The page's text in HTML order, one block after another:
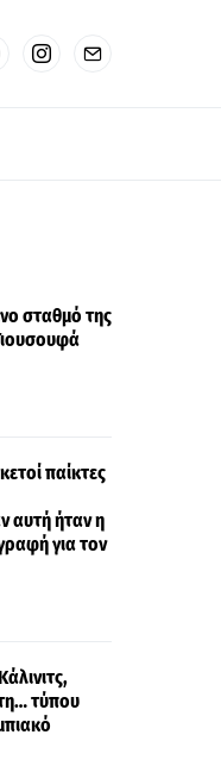
σταθμό της
παίκτες
αυτή ήταν η
για τον
τύπου